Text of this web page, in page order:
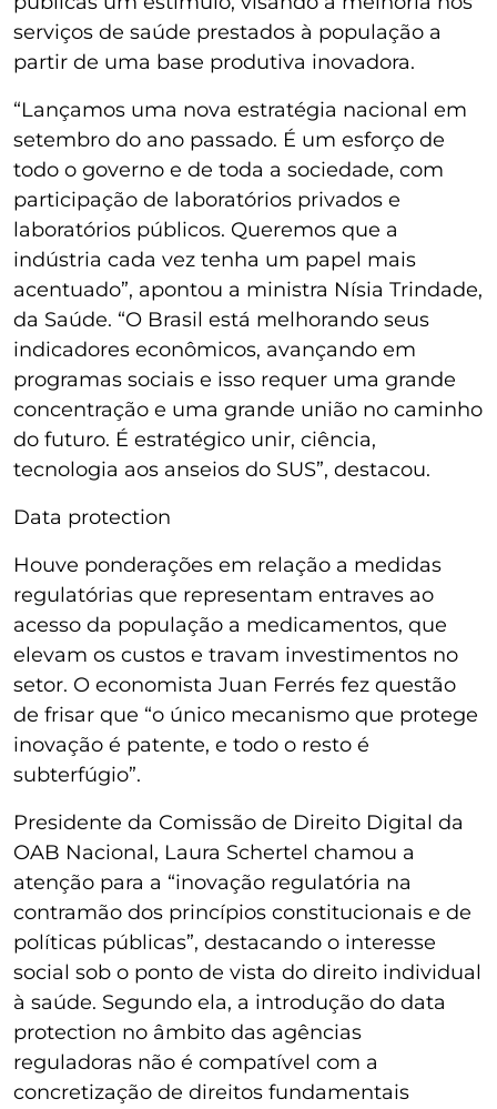
serviços de saúde prestados à população a
partir de uma base produtiva inovadora.
“Lançamos uma nova estratégia nacional em
setembro do ano passado. É um esforço de
todo o governo e de toda a sociedade, com
participação de laboratórios privados e
laboratórios públicos. Queremos que a
indústria cada vez tenha um papel mais
acentuado”, apontou a ministra Nísia Trindade,
da Saúde. “O Brasil está melhorando seus
indicadores econômicos, avançando em
programas sociais e isso requer uma grande
concentração e uma grande união no caminho
do futuro. É estratégico unir, ciência,
tecnologia aos anseios do SUS”, destacou.
Data protection
Houve ponderações em relação a medidas
regulatórias que representam entraves ao
acesso da população a medicamentos, que
elevam os custos e travam investimentos no
setor. O economista Juan Ferrés fez questão
de frisar que “o único mecanismo que protege
inovação é patente, e todo o resto é
subterfúgio”.
Presidente da Comissão de Direito Digital da
OAB Nacional, Laura Schertel chamou a
atenção para a “inovação regulatória na
contramão dos princípios constitucionais e de
políticas públicas”, destacando o interesse
social sob o ponto de vista do direito individual
à saúde. Segundo ela, a introdução do data
protection no âmbito das agências
reguladoras não é compatível com a
concretização de direitos fundamentais